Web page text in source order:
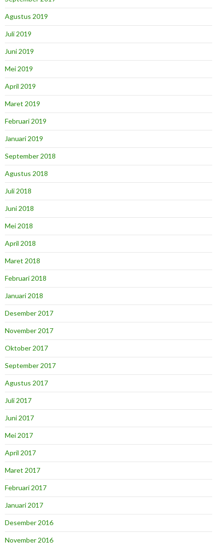
Agustus 2019
Juli 2019
Juni 2019
Mei 2019
April 2019
Maret 2019
Februari 2019
Januari 2019
September 2018
Agustus 2018
Juli 2018
Juni 2018
Mei 2018
April 2018
Maret 2018
Februari 2018
Januari 2018
Desember 2017
November 2017
Oktober 2017
September 2017
Agustus 2017
Juli 2017
Juni 2017
Mei 2017
April 2017
Maret 2017
Februari 2017
Januari 2017
Desember 2016
November 2016